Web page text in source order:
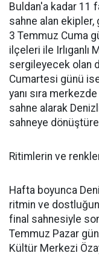
Buldan'a kadar 11
sahne alan
3 Temmuz Cuma
ilçeleri ile Irlıganlı
sergileyecek olan
Cumartesi günü
yanı sıra
sahne alarak
sahneye
Ritimlerin ve
Hafta boyunca
ritmin ve
final sahnesiyle
Temmuz Pazar
Kültür Merkezi